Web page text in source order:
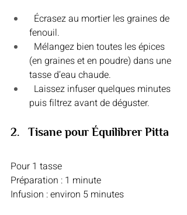
fenouil.
(en graines et en poudre) dans une
tasse d’eau chaude.
puis filtrez avant de déguster.
2.   Tisane pour Équilibrer Pitta
Pour 1 tasse
Préparation : 1 minute
Infusion : environ 5 minutes